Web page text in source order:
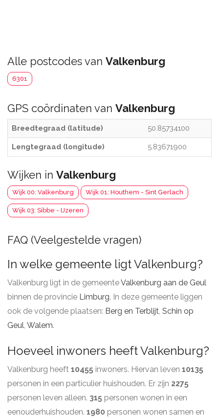
Alle postcodes van Valkenburg
6301
GPS coördinaten van Valkenburg
Breedtegraad (latitude) 50.85734100
Lengtegraad (longitude) 5.83671900
Wijken in Valkenburg
Wijk 00: Valkenburg Wijk 01: Houthem - Sint Gerlach
Wijk 03: Sibbe - IJzeren
FAQ (Veelgestelde vragen)
In welke gemeente ligt Valkenburg?
Valkenburg ligt in de gemeenteValkenburg aan de Geul
binnen de provincie Limburg. In deze gemeente liggen
ook de volgende plaatsen: Berg en Terblijt, Schin op
Geul, Walem.
Hoeveel inwoners heeft Valkenburg?
Valkenburg heeft 10455 inwoners. Hiervan leven 10135
personen in een particulier huishouden. Er zijn 2275
personen leven alleen. 315 personen wonen in een
eenouderhuishouden. 1980 personen wonen samen en